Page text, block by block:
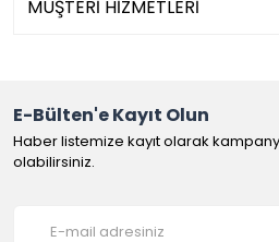
MÜŞTERİ HİZMETLERİ
E-Bülten'e Kayıt Olun
Haber listemize kayıt olarak
olabilirsiniz.